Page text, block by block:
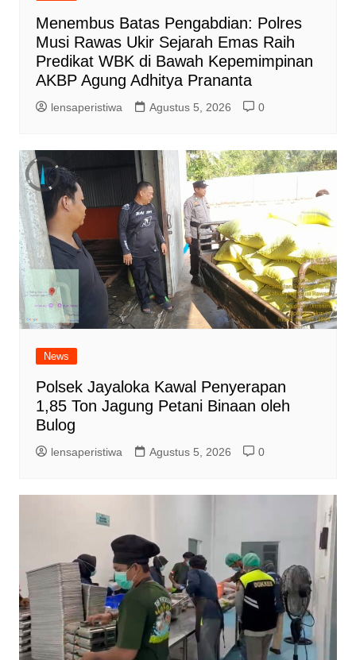
Menembus Batas Pengabdian: Polres
Musi Rawas Ukir Sejarah Emas Raih
Predikat WBK di Bawah Kepemimpinan
AKBP Agung Adhitya Prananta
lensaperistiwa Agustus 5, 2026 0
News
Polsek Jayaloka Kawal Penyerapan
1,85 Ton Jagung Petani Binaan oleh
Bulog
lensaperistiwa Agustus 5, 2026 0